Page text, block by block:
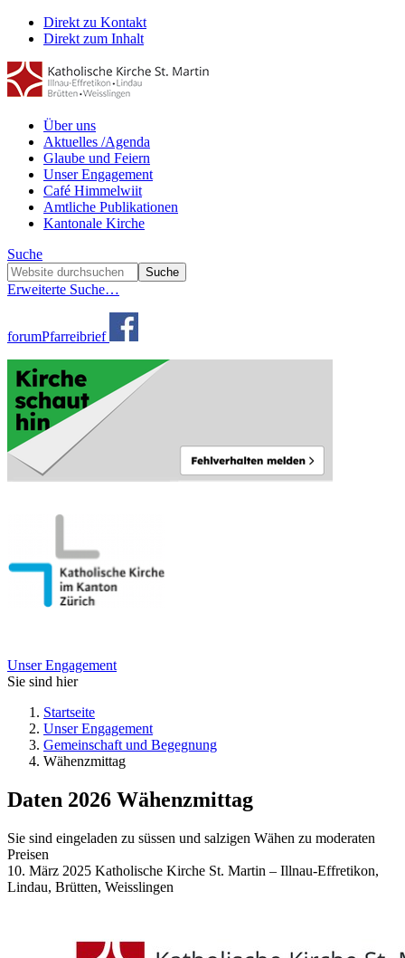
Direkt zu Kontakt
Direkt zum Inhalt
Über uns
Aktuelles /Agenda
Glaube und Feiern
Unser Engagement
Café Himmelwiit
Amtliche Publikationen
Kantonale Kirche
Suche
Erweiterte Suche…
forumPfarreibrief
Unser Engagement
Sie sind hier
Startseite
Unser Engagement
Gemeinschaft und Begegnung
Wähenzmittag
Daten 2026 Wähenzmittag
Sie sind eingeladen zu süssen und salzigen Wähen zu moderaten
Preisen
10. März 2025 Katholische Kirche St. Martin – Illnau-Effretikon,
Lindau, Brütten, Weisslingen